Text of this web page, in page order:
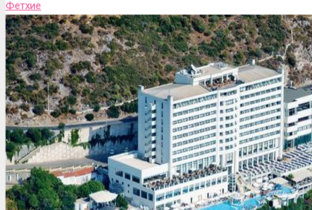
Фетхие